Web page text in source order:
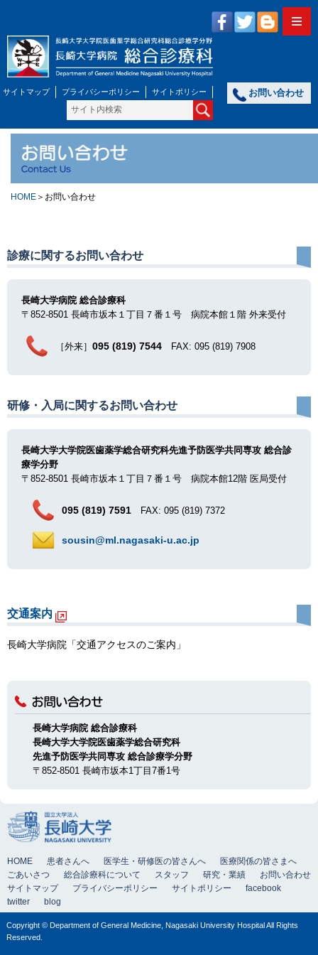
お問い合わせ
サイトマップ プライバシーポリシー サイトポリシー
HOME ＞お問い合わせ
診療に関するお問い合わせ
長崎大学病院 総合診療科
〒852-8501 長崎市坂本１丁目７番１号 病院本館１階 外来受付
［外来］ 095 (819) 7544 FAX: 095 (819) 7908
研修・入局に関するお問い合わせ
長崎大学大学院医歯薬学総合研究科先進予防医学共同専攻 総合診
療学分野
〒852-8501 長崎市坂本１丁目７番１号 病院本館12階 医局受付
095 (819) 7591 FAX: 095 (819) 7372
sousin@ml.nagasaki-u.ac.jp
交通案内
長崎大学病院「交通アクセスのご案内」
長崎大学病院 総合診療科
長崎大学大学院医歯薬学総合研究科
先進予防医学共同専攻 総合診療学分野
〒852-8501 長崎市坂本1丁目7番1号
HOME 患者さんへ 医学生・研修医の皆さんへ
医療関係の皆さまへ
ごあいさつ
総合診療科について スタッフ 研究・業績
お問い合わせ
サイトマップ
プライバシーポリシー サイトポリシー
facebook
twitter
blog
Copyright © Department of General Medicine, Nagasaki University Hospital All Rights
Reserved.